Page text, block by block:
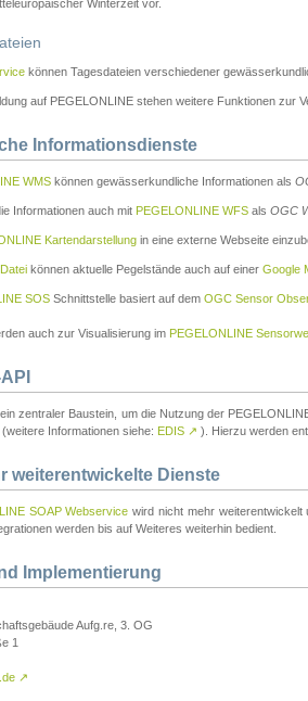
Winterzeit vor.
können Tagesdateien verschiedener
auf PEGELONLINE stehen weitere Funktionen zur
Informationsdienste
WMS können gewässerkundliche Informationen als
Informationen auch mit PEGELONLINE WFS als OGC
Kartendarstellung in eine externe Webseite
können aktuelle Pegelstände auch auf einer Google
SOS Schnittstelle basiert auf dem OGC Sensor
auch zur Visualisierung im PEGELONLINE
zentraler Baustein, um die Nutzung der
Informationen siehe: EDIS ↗ ). Hierzu werden
weiterentwickelte Dienste
SOAP Webservice wird nicht mehr weiterentwickelt
werden bis auf Weiteres weiterhin bedient.
Implementierung
Aufg.re, 3. OG
1
↗